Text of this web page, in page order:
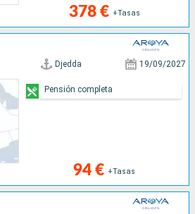
378 € +Tasas
Djedda 19/09/2027
94 € +Tasas
Pensión completa